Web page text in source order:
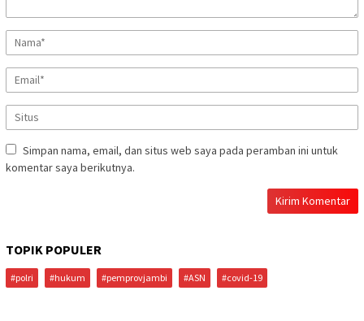
Simpan nama, email, dan situs web saya pada peramban ini untuk
komentar saya berikutnya.
TOPIK POPULER
#polri #hukum #pemprovjambi #ASN #covid-19